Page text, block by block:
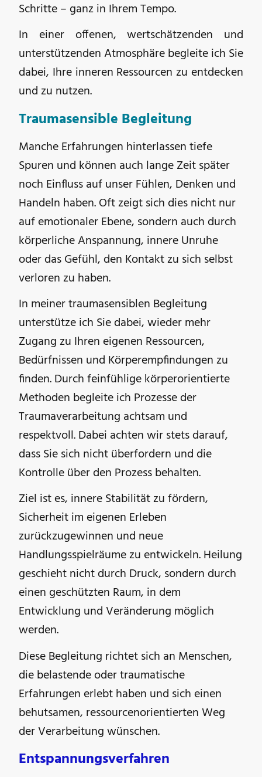
Schritte – ganz in Ihrem Tempo.
In einer offenen, wertschätzenden und
unterstützenden Atmosphäre begleite ich Sie
dabei, Ihre inneren Ressourcen zu entdecken
und zu nutzen.
Traumasensible Begleitung
Manche Erfahrungen hinterlassen tiefe
Spuren und können auch lange Zeit später
noch Einfluss auf unser Fühlen, Denken und
Handeln haben. Oft zeigt sich dies nicht nur
auf emotionaler Ebene, sondern auch durch
körperliche Anspannung, innere Unruhe
oder das Gefühl, den Kontakt zu sich selbst
verloren zu haben.
In meiner traumasensiblen Begleitung
unterstütze ich Sie dabei, wieder mehr
Zugang zu Ihren eigenen Ressourcen,
Bedürfnissen und Körperempfindungen zu
finden. Durch feinfühlige körperorientierte
Methoden begleite ich Prozesse der
Traumaverarbeitung achtsam und
respektvoll. Dabei achten wir stets darauf,
dass Sie sich nicht überfordern und die
Kontrolle über den Prozess behalten.
Ziel ist es, innere Stabilität zu fördern,
Sicherheit im eigenen Erleben
zurückzugewinnen und neue
Handlungsspielräume zu entwickeln. Heilung
geschieht nicht durch Druck, sondern durch
einen geschützten Raum, in dem
Entwicklung und Veränderung möglich
werden.
Diese Begleitung richtet sich an Menschen,
die belastende oder traumatische
Erfahrungen erlebt haben und sich einen
behutsamen, ressourcenorientierten Weg
der Verarbeitung wünschen.
Entspannungsverfahren